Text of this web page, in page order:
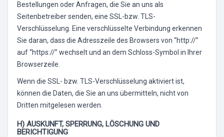
Bestellungen oder Anfragen, die Sie an uns als
Seitenbetreiber senden, eine SSL-bzw. TLS-
Verschlüsselung. Eine verschlüsselte Verbindung erkennen
Sie daran, dass die Adresszeile des Browsers von “http://”
auf “https://” wechselt und an dem Schloss-Symbol in Ihrer
Browserzeile.
Wenn die SSL- bzw. TLS-Verschlüsselung aktiviert ist,
können die Daten, die Sie an uns übermitteln, nicht von
Dritten mitgelesen werden.
H) AUSKUNFT, SPERRUNG, LÖSCHUNG UND
BERICHTIGUNG